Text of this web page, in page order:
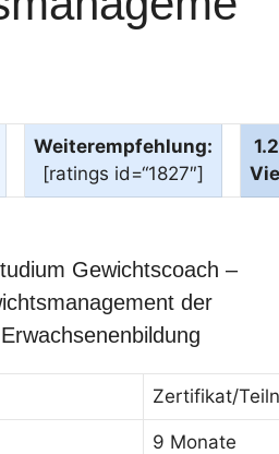
Weiterempfehlung:
[ratings id=“1827″]
Gewichtscoach –
der
Zertifikat/
9 Monate